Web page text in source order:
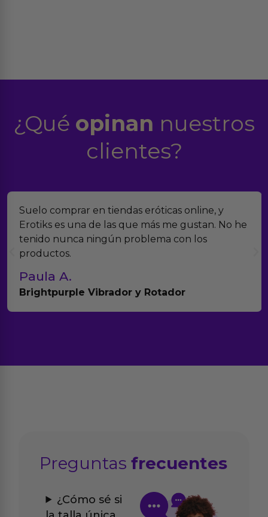
¿Qué opinan nuestros
clientes?
Suelo comprar en tiendas eróticas online, y
Erotiks es una de las que más me gustan. No he
tenido nunca ningún problema con los
productos.
Paula A.
Brightpurple Vibrador y Rotador
Preguntasfrecuentes
¿Cómo sé si